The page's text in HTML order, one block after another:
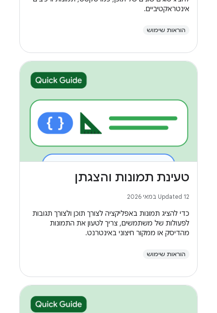
אינטראקטיביים.
הוראות שימוש
טעינת תמונות והצגתן
Updated 12 במאי 2026
כדי להציג תמונות באפליקציה לצורך תוכן ולצורך תגובות
לפעולות של משתמשים, צריך לטעון את התמונות
מהדיסק או ממקור חיצוני באינטרנט.
הוראות שימוש